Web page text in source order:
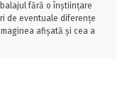
fără o înștiințare
de eventuale diferențe
afișată și cea a